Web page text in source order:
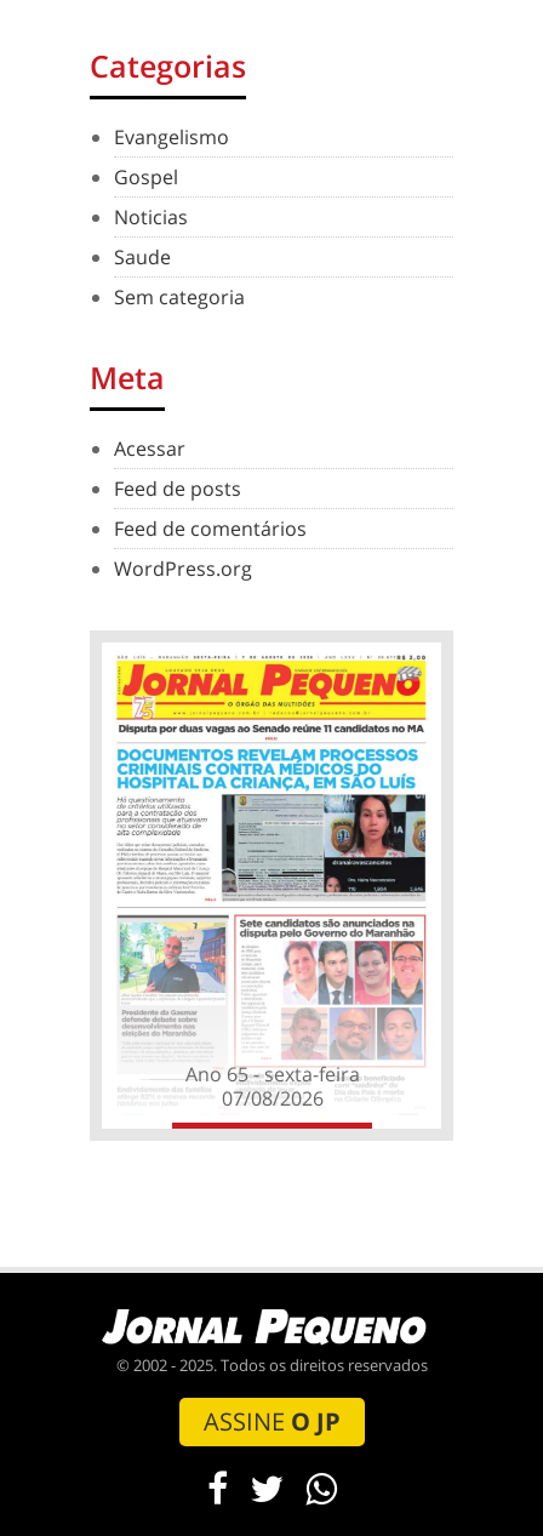
Categorias
Evangelismo
Gospel
Noticias
Saude
Sem categoria
Meta
Acessar
Feed de posts
Feed de comentários
WordPress.org
Ano 65 - sexta-feira
07/08/2026
© 2002 - 2025. Todos os direitos reservados
ASSINE O JP